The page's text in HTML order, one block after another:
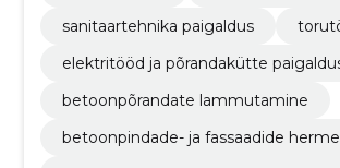
sanitaartehnika paigaldus
elektritööd ja põrandakütte
betoonpõrandate lammutamine
betoonpindade- ja fassaadide